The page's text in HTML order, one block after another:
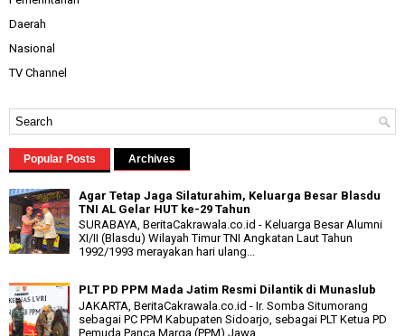
Daerah
Nasional
TV Channel
Popular Posts Archives
Agar Tetap Jaga Silaturahim, Keluarga Besar Blasdu
TNI AL Gelar HUT ke-29 Tahun
SURABAYA, BeritaCakrawala.co.id - Keluarga Besar Alumni
XI/II (Blasdu) Wilayah Timur TNI Angkatan Laut Tahun
1992/1993 merayakan hari ulang...
PLT PD PPM Mada Jatim Resmi Dilantik di Munaslub
JAKARTA, BeritaCakrawala.co.id - Ir. Somba Situmorang
sebagai PC PPM Kabupaten Sidoarjo, sebagai PLT Ketua PD
Pemuda Panca Marga (PPM) Jawa...